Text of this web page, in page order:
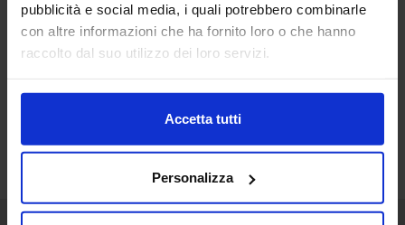
pubblicità e social media, i quali potrebbero combinarle
con altre informazioni che ha fornito loro o che hanno
raccolto dal suo utilizzo dei loro servizi.
Accetta tutti
Personalizza
ADEZ_2JPG